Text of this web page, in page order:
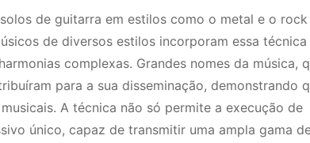
de guitarra em estilos como o metal e o rock
de diversos estilos incorporam essa técnica
complexas. Grandes nomes da música,
para a sua disseminação, demonstrando
A técnica não só permite a execução de
único, capaz de transmitir uma ampla gama